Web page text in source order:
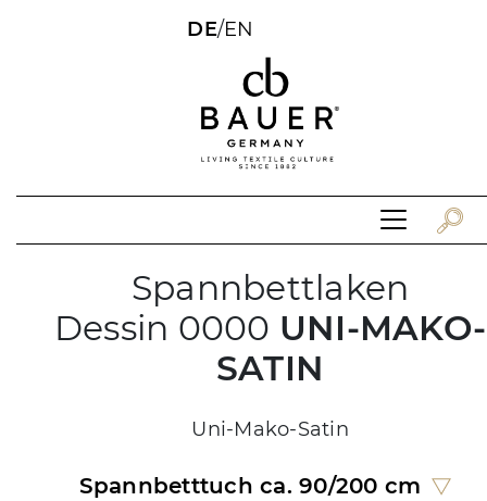
DE/EN
Spannbettlaken
Dessin 0000 UNI-MAKO-
SATIN
Uni-Mako-Satin
Spannbetttuch ca. 90/200 cm